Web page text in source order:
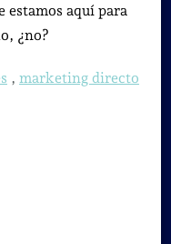
estamos aquí para
¿no?
, marketing directo